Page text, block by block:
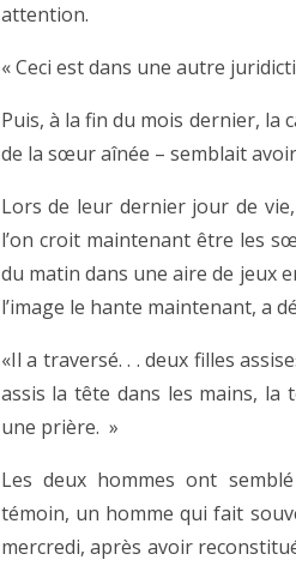
attention.
« Ceci est dans une autre
Puis, à la fin du mois dernier, la
de la sœur aînée – semblait
Lors de leur dernier jour de
l’on croit maintenant être les
du matin dans une aire de jeux
l’image le hante maintenant, a
«Il a traversé. . . deux filles
assis la tête dans les mains, la
une prière. »
Les deux hommes ont
témoin, un homme qui fait
mercredi, après avoir